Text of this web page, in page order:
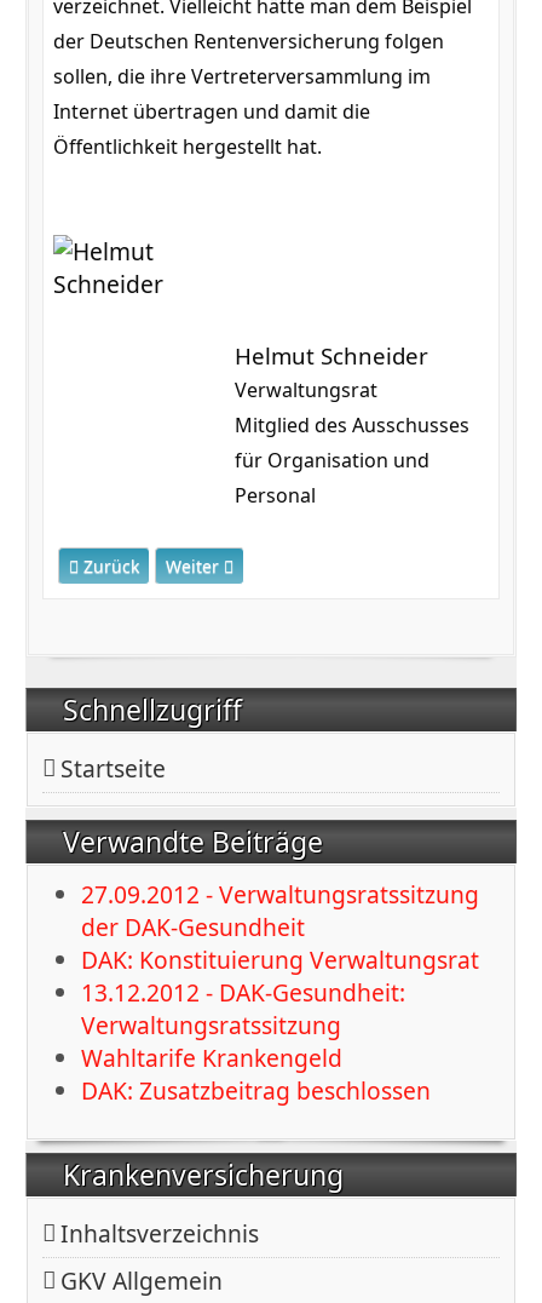
Schnellzugriff
Startseite
Verwandte Beiträge
27.09.2012 - Verwaltungsratssitzung
der DAK-Gesundheit
DAK: Konstituierung Verwaltungsrat
13.12.2012 - DAK-Gesundheit:
Verwaltungsratssitzung
Wahltarife Krankengeld
DAK: Zusatzbeitrag beschlossen
Krankenversicherung
Inhaltsverzeichnis
GKV Allgemein
verzeichnet. Vielleicht hätte man dem Beispiel
der Deutschen Rentenversicherung folgen
sollen, die ihre Vertreterversammlung im
Internet übertragen und damit die
Öffentlichkeit hergestellt hat.
Helmut Schneider
Verwaltungsrat
Mitglied des Ausschusses
für Organisation und
Personal
Vorheriger Beitrag: "Bunt statt Blau" - DAK-Aktion - Kunst
Zurück Nächster Beitrag: DAK-G: 01.10.20 -
Weiter